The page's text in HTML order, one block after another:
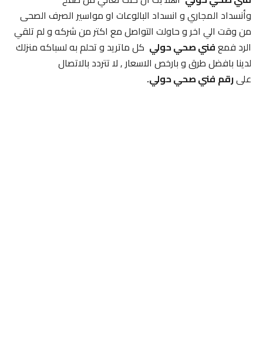
وأنسداد المجاري و انسداد البالوعات او مواسير الصرف الصحى
من وقت الي اخر و حاولت التواصل مع اكتر من شركه و لم تلقي
الرد فمعفني صحي حوليكل ماتريد و تحلم به لسباكه منزلك
لدينا بافضل طرق و بارخص الاسعار , لا تتردد بالاتصال
علىرقمفني صحي حولي.